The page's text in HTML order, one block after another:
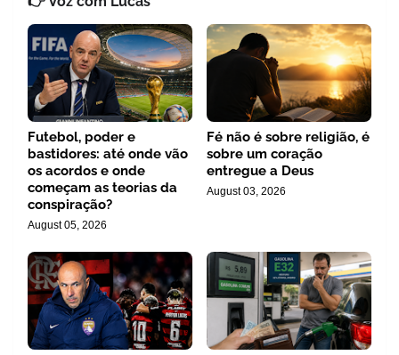
Futebol, poder e
bastidores: até onde vão
os acordos e onde
começam as teorias da
conspiração?
August 05, 2026
Fé não é sobre religião, é
sobre um coração
entregue a Deus
August 03, 2026